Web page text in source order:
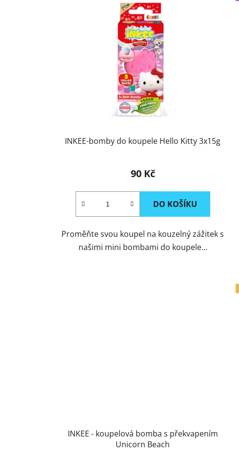
INKEE-bomby do koupele Hello Kitty 3x15g
90 Kč
DO KOŠÍKU
Proměňte svou koupel na kouzelný zážitek s
našimi mini bombami do koupele...
INKEE - koupelová bomba s překvapením
Unicorn Beach